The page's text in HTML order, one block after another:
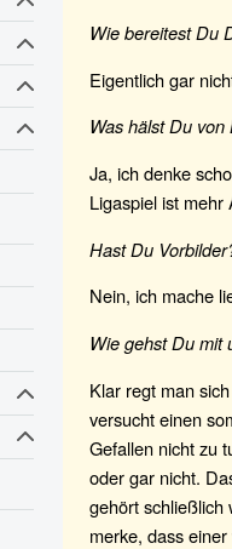
Wie bereitest Du
Eigentlich gar
Was hälst Du
Ja, ich denke
Ligaspiel ist
Hast Du
Nein, ich mache
Wie gehst Du mit
Klar regt man
versucht einen
Gefallen nicht zu
oder gar nicht.
gehört schließlich
merke, dass